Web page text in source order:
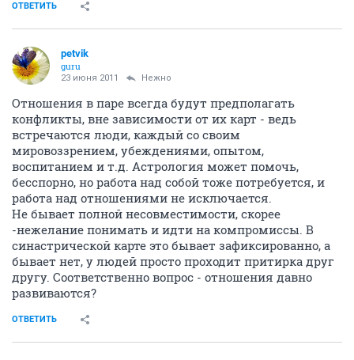
ОТВЕТИТЬ
petvik
guru
23 июня 2011 Нежно
Отношения в паре всегда будут предполагать
конфликты, вне зависимости от их карт - ведь
встречаются люди, каждый со своим
мировоззрением, убеждениями, опытом,
воспитанием и т.д. Астрология может помочь,
бесспорно, но работа над собой тоже потребуется, и
работа над отношениями не исключается.
Не бывает полной несовместимости, скорее
-нежелание понимать и идти на компромиссы. В
синастрической карте это бывает зафиксированно, а
бывает нет, у людей просто проходит притирка друг
другу. Соответственно вопрос - отношения давно
развиваются?
ОТВЕТИТЬ